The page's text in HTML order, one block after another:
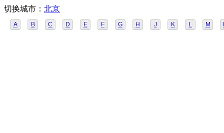
切换城市： 北京
A B C D E F G H J K L M